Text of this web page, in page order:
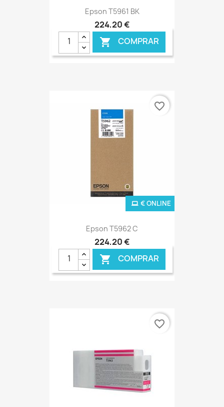
Epson T5961 BK
224,20 €
 COMPRAR
Epson T5962 C
224,20 €
 COMPRAR
€ ONLINE
favorite_border
favorite_border